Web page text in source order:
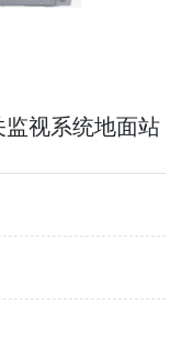
视系统地面站